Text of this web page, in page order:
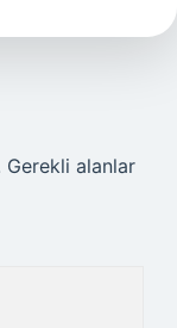
Gerekli alanlar